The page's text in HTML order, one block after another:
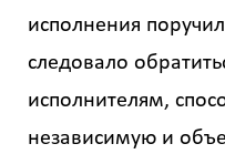
исполнения
следовало
исполнителям,
независимую и